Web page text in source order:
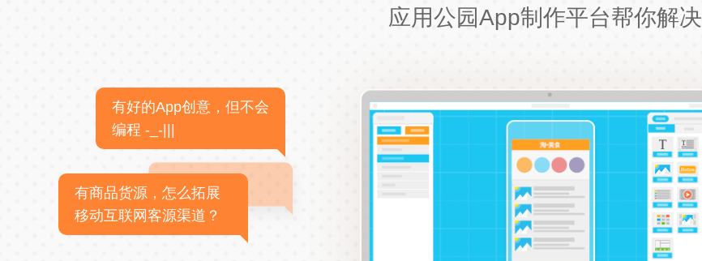
应用公园App制作平台帮你解决
有好的App创意，但不会
编程 -_-|||
有商品货源，怎么拓展
移动互联网客源渠道？